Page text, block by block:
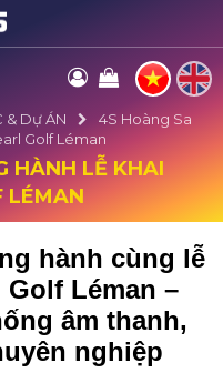
& Dự ÁN
4S Hoàng Sa
Golf Léman
HÀNH LỄ KHAI
LÉMAN
hành cùng lễ
Léman –
âm thanh,
nghiệp